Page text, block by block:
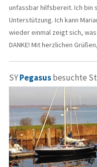
unfassbar hilfsbereit. Ich bin
Unterstützung. Ich kann
wieder einmal zeigt sich,
DANKE! Mit herzlichen
SYPegasusbesuchte